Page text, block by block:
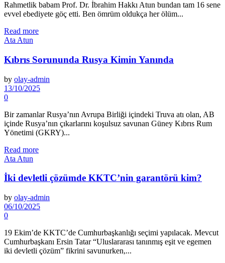
Rahmetlik babam Prof. Dr. İbrahim Hakkı Atun bundan tam 16 sene
evvel ebediyete göç etti. Ben ömrüm oldukça her ölüm...
Read more
Ata Atun
Kıbrıs Sorununda Rusya Kimin Yanında
by olay-admin
13/10/2025
0
Bir zamanlar Rusya’nın Avrupa Birliği içindeki Truva atı olan, AB
içinde Rusya’nın çıkarlarını koşulsuz savunan Güney Kıbrıs Rum
Yönetimi (GKRY)...
Read more
Ata Atun
İki devletli çözümde KKTC’nin garantörü kim?
by olay-admin
06/10/2025
0
19 Ekim’de KKTC’de Cumhurbaşkanlığı seçimi yapılacak. Mevcut
Cumhurbaşkanı Ersin Tatar “Uluslararası tanınmış eşit ve egemen
iki devletli çözüm” fikrini savunurken,...